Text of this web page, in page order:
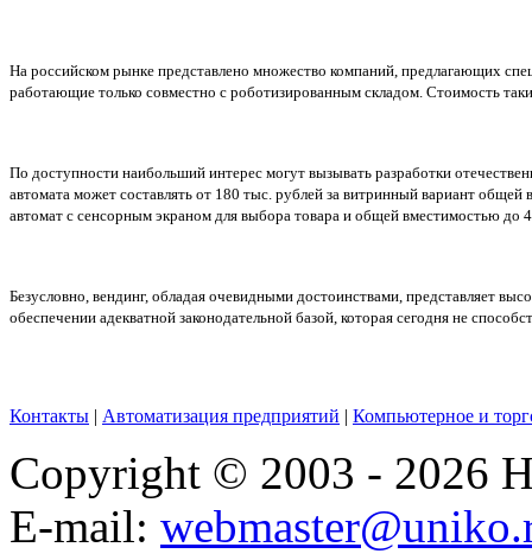
На российском рынке представлено множество компаний, предлагающих
работающие только совместно с роботизированным складом. Стоимость
По доступности наибольший интерес могут вызывать разработки
автомата может составлять от 180 тыс. рублей за витринный вариант
автомат с сенсорным экраном для выбора товара и общей вместимостью до
Безусловно, вендинг, обладая очевидными достоинствами, представляет
обеспечении адекватной законодательной базой, которая сегодня не
Контакты | Автоматизация предприятий | Компьютерное и
Copyright © 2003 - 2026
E-mail: